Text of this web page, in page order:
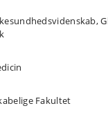
Fakultet